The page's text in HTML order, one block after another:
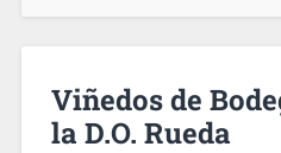
Viñedos de
la D.O. Rueda